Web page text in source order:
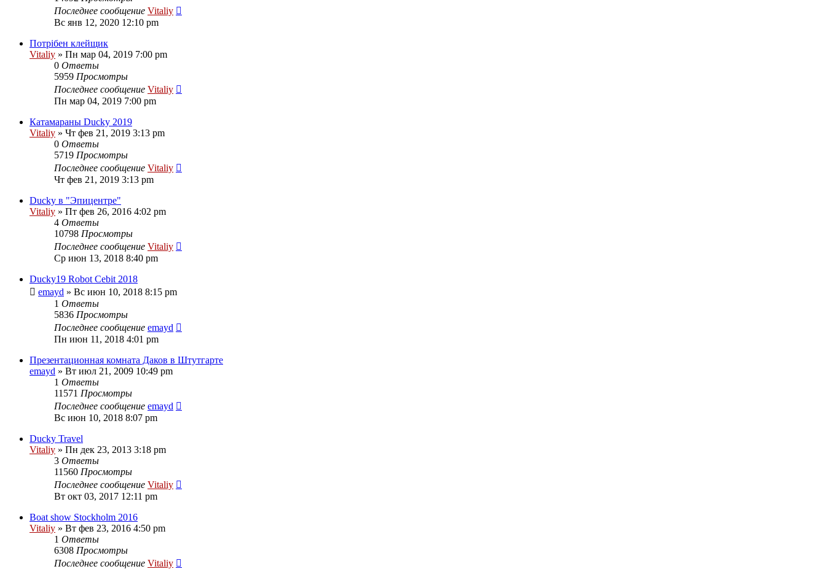
Последнее сообщение Vitaliy
Вс янв 12, 2020 12:10 pm
Потрібен клейщик
Vitaliy » Пн мар 04, 2019 7:00 pm
0 Ответы
5959 Просмотры
Последнее сообщение Vitaliy
Пн мар 04, 2019 7:00 pm
Катамараны Ducky 2019
Vitaliy » Чт фев 21, 2019 3:13 pm
0 Ответы
5719 Просмотры
Последнее сообщение Vitaliy
Чт фев 21, 2019 3:13 pm
Ducky в "Эпицентре"
Vitaliy » Пт фев 26, 2016 4:02 pm
4 Ответы
10798 Просмотры
Последнее сообщение Vitaliy
Ср июн 13, 2018 8:40 pm
Ducky19 Robot Cebit 2018
emayd » Вс июн 10, 2018 8:15 pm
1 Ответы
5836 Просмотры
Последнее сообщение emayd
Пн июн 11, 2018 4:01 pm
Презентационная комната Даков в Штутгарте
emayd » Вт июл 21, 2009 10:49 pm
1 Ответы
11571 Просмотры
Последнее сообщение emayd
Вс июн 10, 2018 8:07 pm
Ducky Travel
Vitaliy » Пн дек 23, 2013 3:18 pm
3 Ответы
11560 Просмотры
Последнее сообщение Vitaliy
Вт окт 03, 2017 12:11 pm
Boat show Stockholm 2016
Vitaliy » Вт фев 23, 2016 4:50 pm
1 Ответы
6308 Просмотры
Последнее сообщение Vitaliy